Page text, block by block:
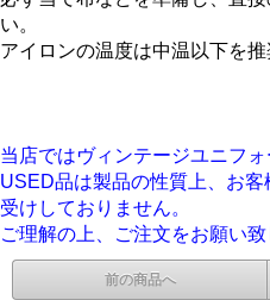
い。
アイロンの温度は中温以下を推
当店ではヴィンテージユニフ
USED品は製品の性質上、お
受けしておりません。
ご理解の上、ご注文をお願い致
前の商品へ